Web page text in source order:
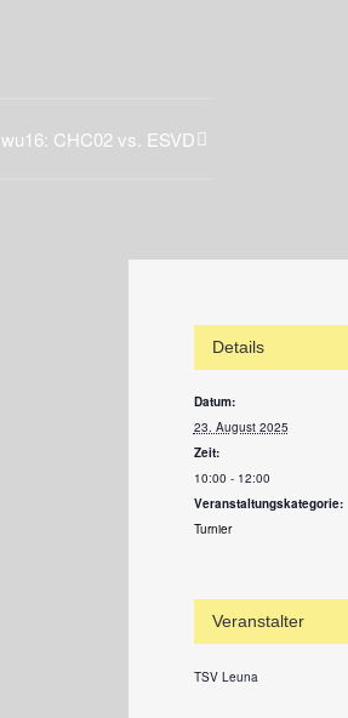
wu16: CHC02 vs. ESVD
Details
Datum:
23. August 2025
Zeit:
10:00 - 12:00
Veranstaltungskategorie:
Turnier
Veranstalter
TSV Leuna